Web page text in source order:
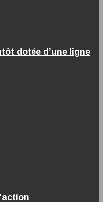
dotée d’une ligne